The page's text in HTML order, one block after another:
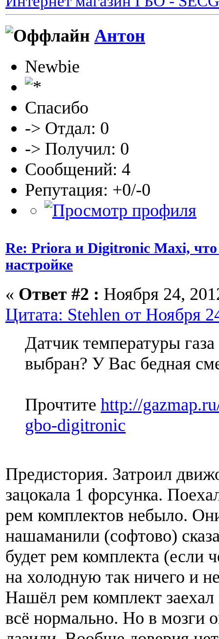
Антон
Newbie
Спасибо
-> Отдал: 0
-> Получил: 0
Сообщений: 4
Репутация: +0/-0
Re: Priora и Digitronic Maxi, что
настройке
« Ответ #2 : Ноября 24,
Цитата: Stehlen от Ноября
Датчик температуры
выбран? У Вас бедная
Прочтите http://
gbo-digitronic
Предистория. Затроил
зацокала 1 форсунка.
рем комплектов небыло.
нашаманили (софтово)
будет рем комплекта (если
на холодную так ничего и
Нашёл рем комплект
всё нормально. Но в мозги